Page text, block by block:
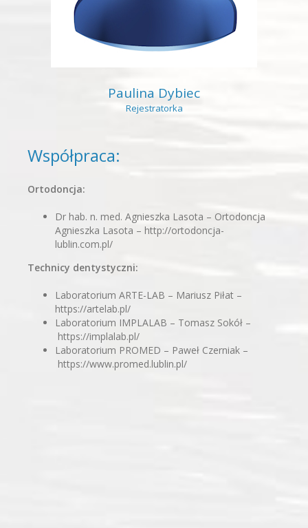
Paulina Dybiec
Rejestratorka
Współpraca:
Ortodoncja:
Dr hab. n. med. Agnieszka Lasota – Ortodoncja
Agnieszka Lasota – http://ortodoncja-
lublin.com.pl/
Technicy dentystyczni:
Laboratorium ARTE-LAB – Mariusz Piłat –
https://artelab.pl/
Laboratorium IMPLALAB – Tomasz Sokół –
https://implalab.pl/
Laboratorium PROMED – Paweł Czerniak –
https://www.promed.lublin.pl/